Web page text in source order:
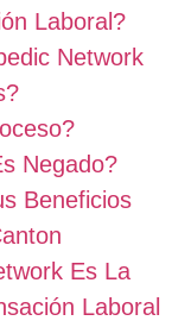
Laboral?
Network
Negado?
Beneficios
Es La
Laboral